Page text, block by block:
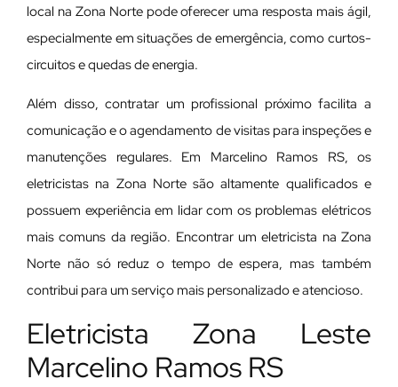
local na Zona Norte pode oferecer uma resposta mais ágil,
especialmente em situações de emergência, como curtos-
circuitos e quedas de energia.
Além disso, contratar um profissional próximo facilita a
comunicação e o agendamento de visitas para inspeções e
manutenções regulares. Em Marcelino Ramos RS, os
eletricistas na Zona Norte são altamente qualificados e
possuem experiência em lidar com os problemas elétricos
mais comuns da região. Encontrar um eletricista na Zona
Norte não só reduz o tempo de espera, mas também
contribui para um serviço mais personalizado e atencioso.
Eletricista Zona Leste
Marcelino Ramos RS